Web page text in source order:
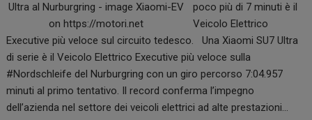
poco più di 7 minuti è il
Veicolo Elettrico
Executive più veloce sul circuito tedesco. Una Xiaomi SU7 Ultra
di serie è il Veicolo Elettrico Executive più veloce sulla
#Nordschleife del Nurburgring con un giro percorso 7:04.957
minuti al primo tentativo. Il record conferma l’impegno
dell’azienda nel settore dei veicoli elettrici ad alte prestazioni…